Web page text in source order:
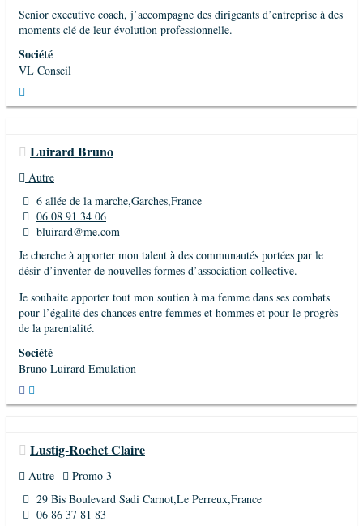
Senior executive coach, j’accompagne des dirigeants d’entreprise à des
moments clé de leur évolution professionnelle.
Société
VL Conseil
Luirard Bruno
Autre
6 allée de la marche,Garches,France
06 08 91 34 06
bluirard@me.com
Je cherche à apporter mon talent à des communautés portées par le
désir d’inventer de nouvelles formes d’association collective.
Je souhaite apporter tout mon soutien à ma femme dans ses combats
pour l’égalité des chances entre femmes et hommes et pour le progrès
de la parentalité.
Société
Bruno Luirard Emulation
Lustig-Rochet Claire
Autre
Promo 3
29 Bis Boulevard Sadi Carnot,Le Perreux,France
06 86 37 81 83